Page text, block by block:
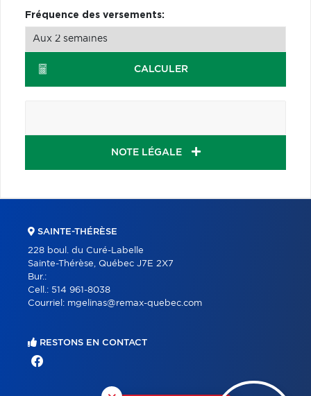
Fréquence des versements:
CALCULER
NOTE LÉGALE
SAINTE-THÉRÈSE
228 boul. du Curé-Labelle
Sainte-Thérèse, Québec J7E 2X7
Bur.:
Cell.: 514 961-8038
Courriel: mgelinas@remax-quebec.com
RESTONS EN CONTACT